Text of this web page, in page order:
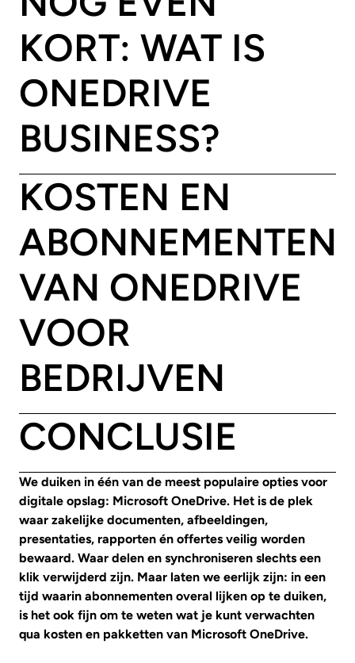
KORT: WAT IS
ONEDRIVE
BUSINESS?
KOSTEN EN
ABONNEMENTEN
VAN ONEDRIVE
VOOR
BEDRIJVEN
CONCLUSIE
We duiken in één van de meest populaire opties voor
digitale opslag: Microsoft OneDrive. Het is de plek
waar zakelijke documenten, afbeeldingen,
presentaties, rapporten én offertes veilig worden
bewaard. Waar delen en synchroniseren slechts een
klik verwijderd zijn. Maar laten we eerlijk zijn: in een
tijd waarin abonnementen overal lijken op te duiken,
is het ook fijn om te weten wat je kunt verwachten
qua kosten en pakketten van Microsoft OneDrive.